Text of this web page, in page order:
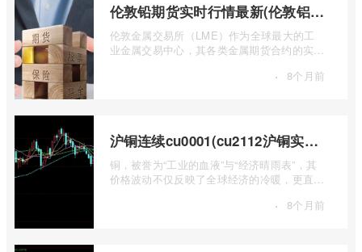
伦敦铅期货实时行情最新(伦敦铝锡期货实时行情)
伦敦金属交易所（LME）作为全球最大的工
业金属交易中心，其各类金属期货合约的实时
· 8个月前
沪铜连续cu0001(cu2112沪铜实时行情)
铜，被誉为“工业的血液”与“经济晴雨表”，其
价格波动不仅反映了全球经济的冷暖，更直接
· 8个月前